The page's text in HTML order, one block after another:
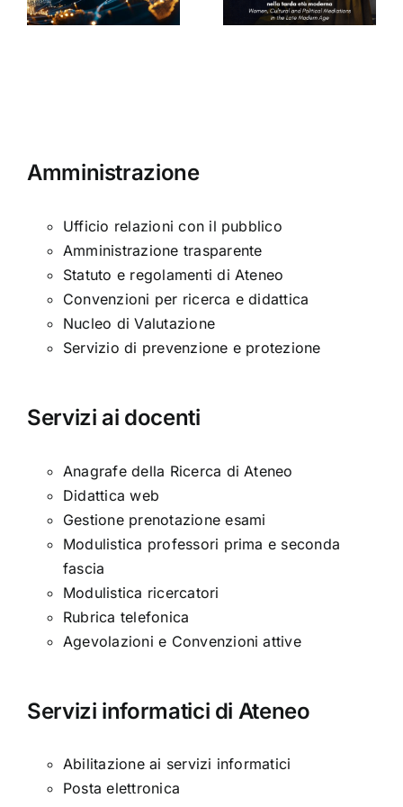
nella tarda
Sinclair
Amministrazione
Ufficio relazioni con il pubblico
Amministrazione trasparente
Statuto e regolamenti di Ateneo
Convenzioni per ricerca e didattica
Nucleo di Valutazione
Servizio di prevenzione e protezione
Servizi ai docenti
Anagrafe della Ricerca di Ateneo
Didattica web
Gestione prenotazione esami
Modulistica professori prima e seconda
fascia
Modulistica ricercatori
Rubrica telefonica
Agevolazioni e Convenzioni attive
Servizi informatici di Ateneo
Abilitazione ai servizi informatici
Posta elettronica